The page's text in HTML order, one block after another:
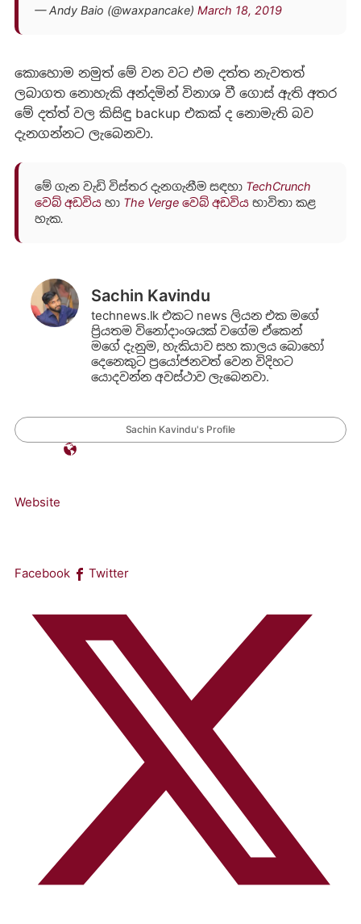
— Andy Baio (@waxpancake) March 18, 2019
කොහොම නමුත් මේ වන වට එම දත්ත නැවතත්
ලබාගත නොහැකි අන්දමින් විනාශ වී ගොස් ඇති අතර
මේ දත්ත් වල කිසිඳු backup එකක් ද නොමැති බව
දැනගන්නට ලැබෙනවා.
මේ ගැන වැඩි විස්තර දැනගැනීම සඳහා TechCrunch
වෙබ් අඩවියහා The Verge වෙබ් අඩවියභාවිතා කළ
හැක.
Sachin Kavindu
technews.lk එකට news ලියන එක මගේ
ප්‍රියතම විනෝදාංශයක් වගේම ඒකෙන්
මගේ දැනුම, හැකියාව සහ කාලය බොහෝ
දෙනෙකුට ප්‍රයෝජනවත් වෙන විදිහට
යොදවන්න අවස්ථාව ලැබෙනවා.
Sachin Kavindu's Profile
Website
Facebook Twitter